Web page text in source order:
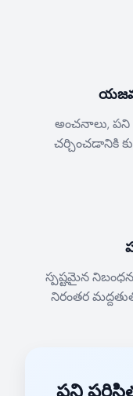
అంచనాలు,
చర్చించడానికి
స్పష్టమైన
నిరంతర
పని